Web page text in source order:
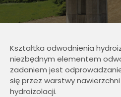
Kształtka odwodnienia
niezbędnym elementem
zadaniem jest
się przez warstwy
hydroizolacji.